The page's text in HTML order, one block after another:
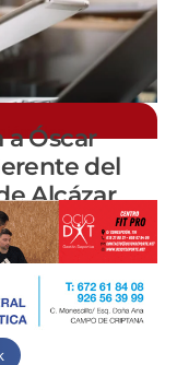
a Óscar
del
Alcázar